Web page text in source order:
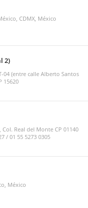
CDMX, México
2)
04 (entre calle Alberto Santos
15620
Real del Monte CP 01140
/ 01 55 5273 0305
México